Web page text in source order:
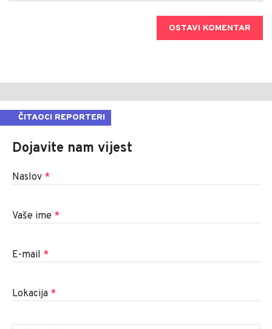
OSTAVI KOMENTAR
ČITAOCI REPORTERI
Dojavite nam vijest
Naslov *
Vaše ime *
E-mail *
Lokacija *